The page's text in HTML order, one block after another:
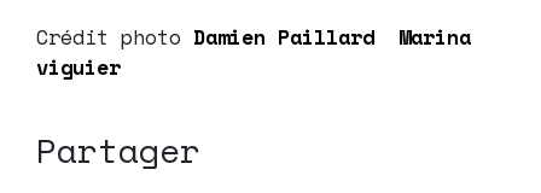
Crédit photo Damien Paillard Marina
viguier
Partager